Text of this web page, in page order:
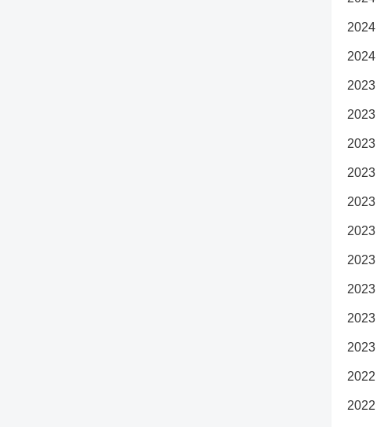
2024
2024
2023
2023
2023
2023
2023
2023
2023
2023
2023
2023
2022
2022